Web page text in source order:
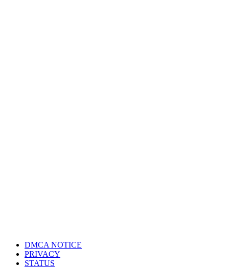
DMCA NOTICE
PRIVACY
STATUS